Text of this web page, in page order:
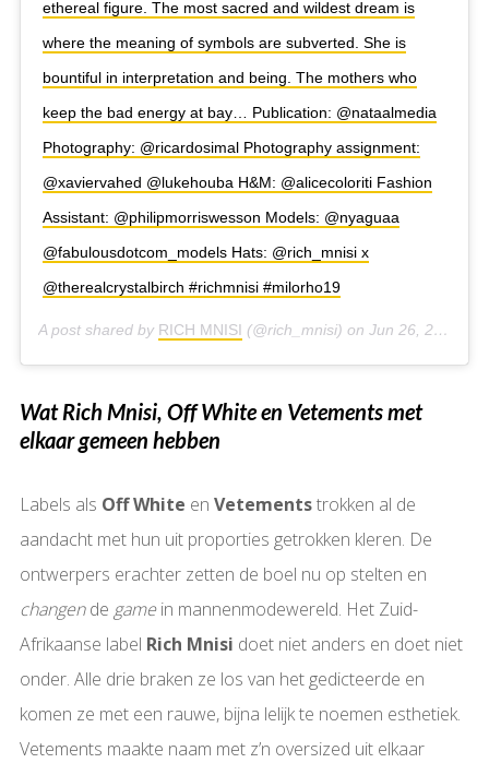
ethereal figure. The most sacred and wildest dream is
where the meaning of symbols are subverted. She is
bountiful in interpretation and being. The mothers who
keep the bad energy at bay… Publication: @nataalmedia
Photography: @ricardosimal Photography assignment:
@xaviervahed @lukehouba H&M: @alicecoloriti Fashion
Assistant: @philipmorriswesson Models: @nyaguaa
@fabulousdotcom_models Hats: @rich_mnisi x
@therealcrystalbirch #richmnisi #milorho19
A post shared by RICH MNISI (@rich_mnisi) on Jun 26, 2019 at 12:48am PDT
Wat Rich Mnisi, Off White en Vetements met
elkaar gemeen hebben
Labels als Off White en Vetementstrokken al de
aandacht met hun uit proporties getrokken kleren. De
ontwerpers erachter zetten de boel nu op stelten en
changende gamein mannenmodewereld. Het Zuid-
Afrikaanse label Rich Mnisi doet niet anders en doet niet
onder. Alle drie braken ze los van het gedicteerde en
komen ze met een rauwe, bijna lelijk te noemen esthetiek.
Vetements maakte naam met z’n oversized uit elkaar